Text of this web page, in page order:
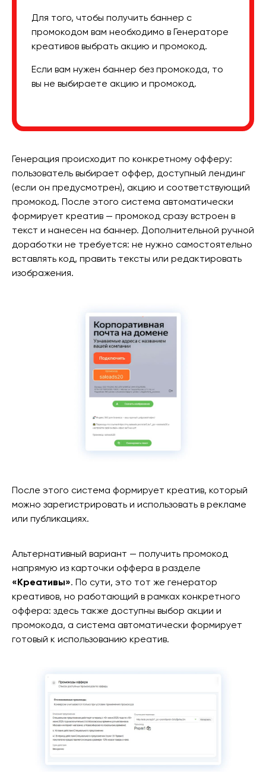
Для того, чтобы получить баннер с
промокодом вам необходимо в Генераторе
креативов выбрать акцию и промокод.
Если вам нужен баннер без промокода, то
вы не выбираете акцию и промокод.
Генерация происходит по конкретному офферу:
пользователь выбирает оффер, доступный лендинг
(если он предусмотрен), акцию и соответствующий
промокод. После этого система автоматически
формирует креатив — промокод сразу встроен в
текст и нанесен на баннер. Дополнительной ручной
доработки не требуется: не нужно самостоятельно
вставлять код, править тексты или редактировать
изображения.
После этого система формирует креатив, который
можно зарегистрировать и использовать в рекламе
или публикациях.
Альтернативный вариант — получить промокод
напрямую из карточки оффера в разделе
«Креативы». По сути, это тот же генератор
креативов, но работающий в рамках конкретного
оффера: здесь также доступны выбор акции и
промокода, а система автоматически формирует
готовый к использованию креатив.